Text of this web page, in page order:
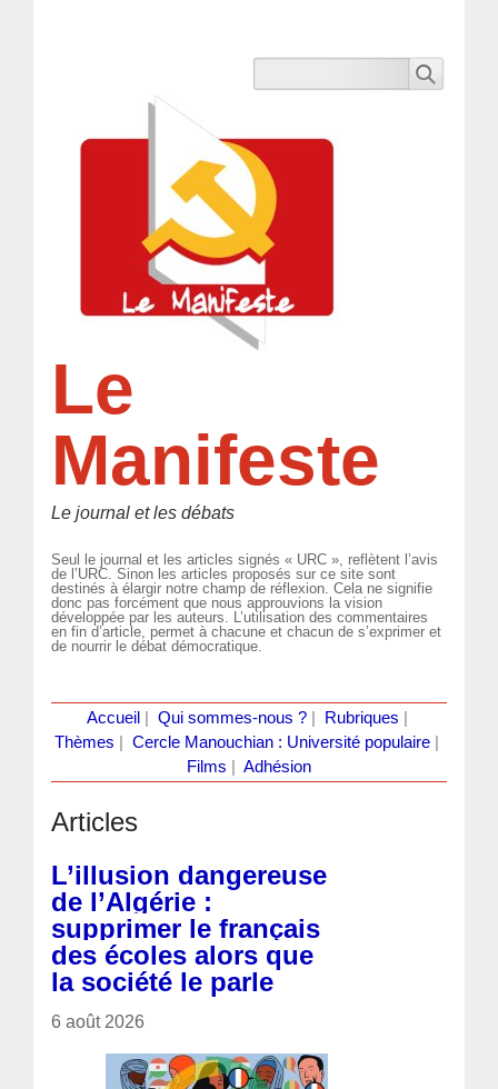
Le
Manifeste
Le journal et les débats
Seul le journal et les articles signés « URC », reflètent l’avis
de l’URC. Sinon les articles proposés sur ce site sont
destinés à élargir notre champ de réflexion. Cela ne signifie
donc pas forcément que nous approuvions la vision
développée par les auteurs. L’utilisation des commentaires
en fin d’article, permet à chacune et chacun de s’exprimer et
de nourrir le débat démocratique.
Accueil Qui sommes-nous ?| Rubriques
Thèmes
Cercle Manouchian : Université populaire
Films
Adhésion
Articles
L’illusion dangereuse
de l’Algérie :
supprimer le français
des écoles alors que
la société le parle
6 août 2026